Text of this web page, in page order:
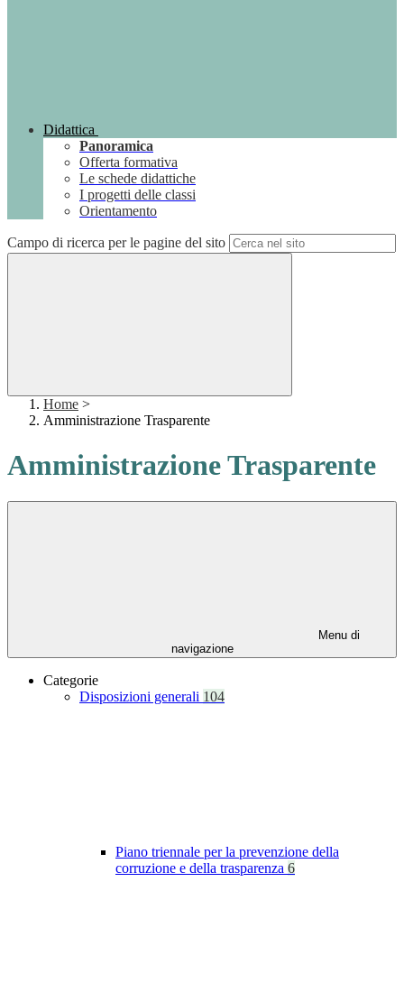
Didattica
Panoramica
Offerta formativa
Le schede didattiche
I progetti delle classi
Orientamento
Campo di ricerca per le pagine del sito
Home >
Amministrazione Trasparente
Amministrazione Trasparente
Menu di
navigazione
Categorie
Disposizioni generali 104
Piano triennale per la prevenzione della
corruzione e della trasparenza 6